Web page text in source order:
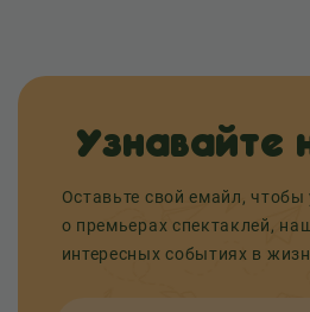
Узнавайте
Оставьте свой емайл,
о премьерах спектаклей,
интересных событиях в